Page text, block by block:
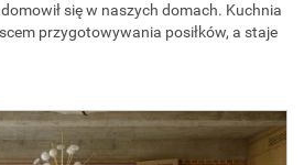
się w naszych domach. Kuchnia
przygotowywania posiłków, a staje